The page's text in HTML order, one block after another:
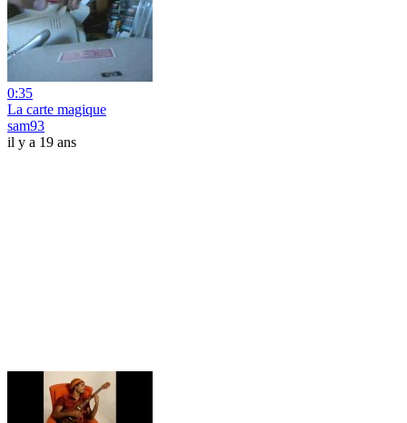
0:35
La carte magique
sam93
il y a 19 ans